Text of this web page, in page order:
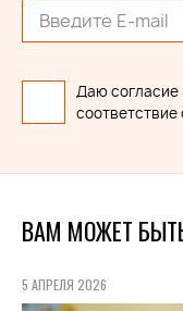
Даю согласие
соответствие
ВАМ МОЖЕТ
5 АПРЕЛЯ 2026